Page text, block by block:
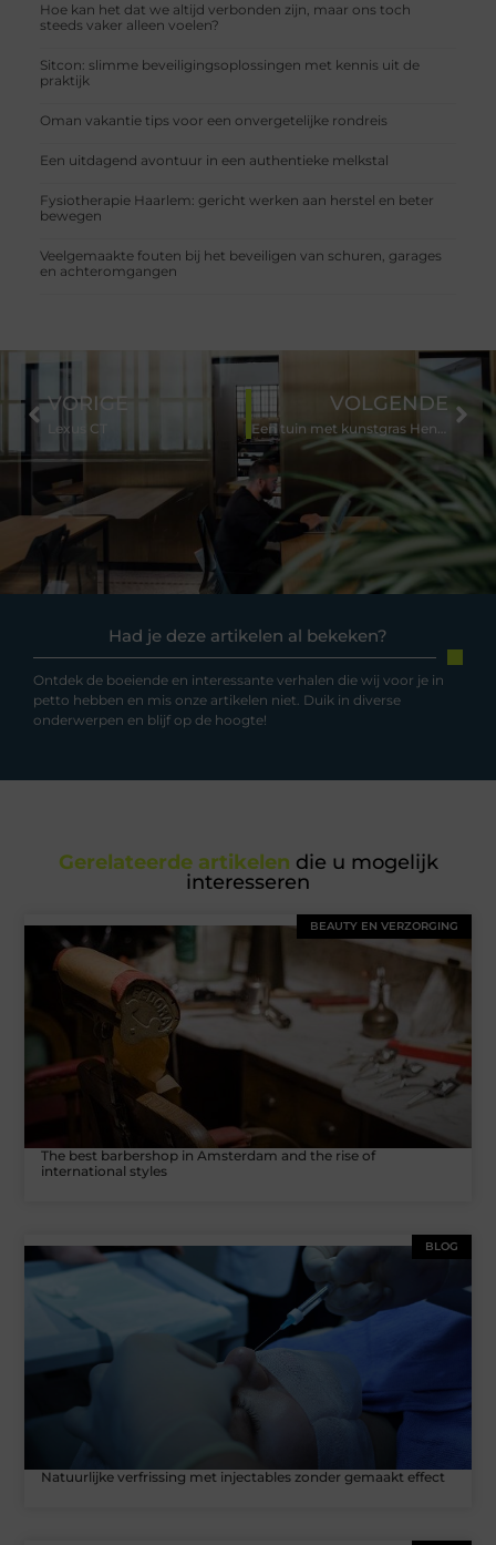
Hoe kan het dat we altijd verbonden zijn, maar ons toch
steeds vaker alleen voelen?
Sitcon: slimme beveiligingsoplossingen met kennis uit de
praktijk
Oman vakantie tips voor een onvergetelijke rondreis
Een uitdagend avontuur in een authentieke melkstal
Fysiotherapie Haarlem: gericht werken aan herstel en beter
bewegen
Veelgemaakte fouten bij het beveiligen van schuren, garages
en achteromgangen
Had je deze artikelen al bekeken?
Ontdek de boeiende en interessante verhalen die wij voor je in
petto hebben en mis onze artikelen niet. Duik in diverse
onderwerpen en blijf op de hoogte!
VORIGE
Lexus CT
VOLGENDE
Een tuin met kunstgras Hengelo aanleggen
Gerelateerde artikelen die u mogelijk
interesseren
BEAUTY EN VERZORGING
The best barbershop in Amsterdam and the rise of
international styles
BLOG
Natuurlijke verfrissing met injectables zonder gemaakt effect